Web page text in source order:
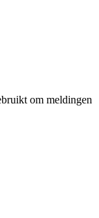
om meldingen